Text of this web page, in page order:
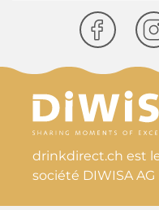
drinkdirect.ch est
société DIWISA AG